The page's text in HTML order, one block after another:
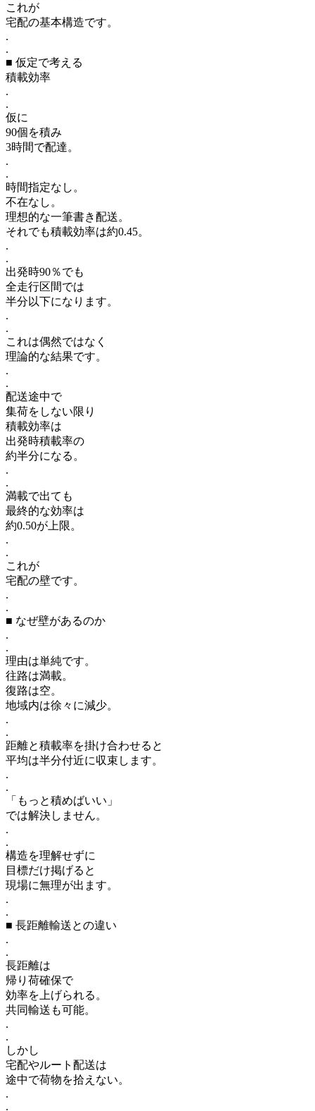
これが
宅配の基本構造です。
.
.
■ 仮定で考える
積載効率
.
.
仮に
90個を積み
3時間で配達。
.
.
時間指定なし。
不在なし。
理想的な一筆書き配送。
それでも積載効率は約0.45。
.
.
出発時90％でも
全走行区間では
半分以下になります。
.
.
これは偶然ではなく
理論的な結果です。
.
.
配送途中で
集荷をしない限り
積載効率は
出発時積載率の
約半分になる。
.
.
満載で出ても
最終的な効率は
約0.50が上限。
.
.
これが
宅配の壁です。
.
.
■ なぜ壁があるのか
.
.
理由は単純です。
往路は満載。
復路は空。
地域内は徐々に減少。
.
.
距離と積載率を掛け合わせると
平均は半分付近に収束します。
.
.
「もっと積めばいい」
では解決しません。
.
.
構造を理解せずに
目標だけ掲げると
現場に無理が出ます。
.
.
■ 長距離輸送との違い
.
.
長距離は
帰り荷確保で
効率を上げられる。
共同輸送も可能。
.
.
しかし
宅配やルート配送は
途中で荷物を拾えない。
.
.